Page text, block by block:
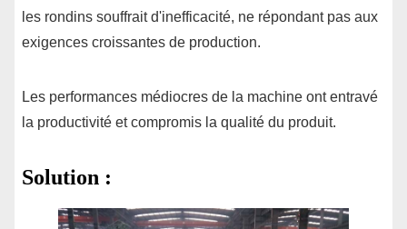
les rondins souffrait d'inefficacité, ne répondant pas aux
exigences croissantes de production.
Les performances médiocres de la machine ont entravé
la productivité et compromis la qualité du produit.
Solution :